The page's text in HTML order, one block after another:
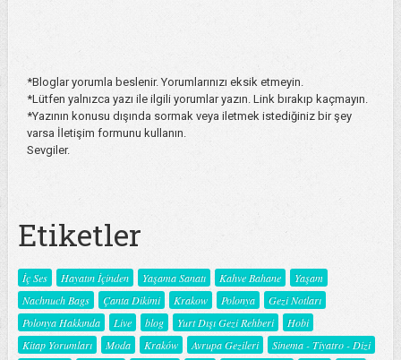
*Bloglar yorumla beslenir. Yorumlarınızı eksik etmeyin.
*Lütfen yalnızca yazı ile ilgili yorumlar yazın. Link bırakıp kaçmayın.
*Yazının konusu dışında sormak veya iletmek istediğiniz bir şey
varsa İletişim formunu kullanın.
Sevgiler.
Etiketler
İç Ses Hayatın İçinden Yaşama Sanatı Kahve Bahane
Yaşam
Nachnuch Bags
Çanta Dikimi Krakow Polonya
Gezi Notları
Polonya Hakkında
Live blog Yurt Dışı Gezi Rehberi
Hobi
Kitap Yorumları
Moda Kraków Avrupa Gezileri Sinema - Tiyatro - Dizi